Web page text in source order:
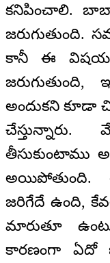
కనిపించాలి. బాబా
కానీ ఈ
జరుగుతుంది,
అందుకని కూడా
తీసుకుంటాము
అయిపోతుంది.
జరిగేదే ఉంది,
మారుతూ
కారణంగా ఏదో